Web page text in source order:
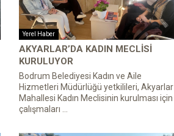
Yerel Haber
AKYARLAR’DA KADIN MECLISI
KURULUYOR
Bodrum Belediyesi Kadın ve Aile
Hizmetleri Müdürlüğü yetkilileri, Akyarlar
Mahallesi Kadın Meclisinin kurulması için
çalışmaları ...